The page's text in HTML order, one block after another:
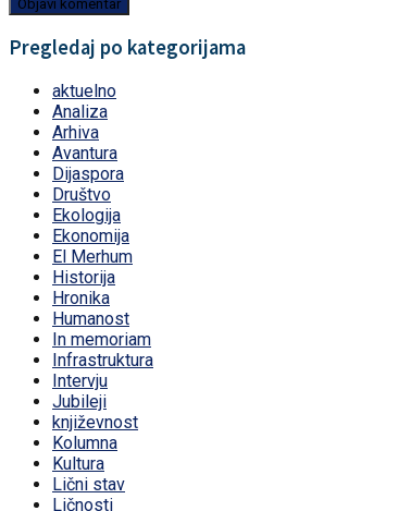
Pregledaj po kategorijama
aktuelno
Analiza
Arhiva
Avantura
Dijaspora
Društvo
Ekologija
Ekonomija
El Merhum
Historija
Hronika
Humanost
In memoriam
Infrastruktura
Intervju
Jubileji
književnost
Kolumna
Kultura
Lični stav
Ličnosti